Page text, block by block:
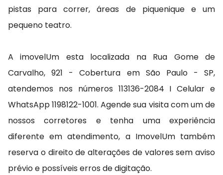
pistas para correr, áreas de piquenique e um
pequeno teatro.
A imovelUm esta localizada na Rua Gome de
Carvalho, 921 - Cobertura em São Paulo - SP,
atendemos nos números 113136-2084 I Celular e
WhatsApp 1198122-1001. Agende sua visita com um de
nossos corretores e tenha uma experiência
diferente em atendimento, a ImovelUm também
reserva o direito de alterações de valores sem aviso
prévio e possíveis erros de digitação.